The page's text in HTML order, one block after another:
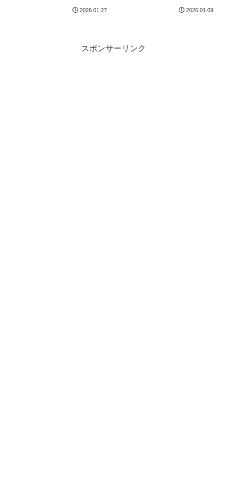
2026.01.27 2026.01.09
スポンサーリンク